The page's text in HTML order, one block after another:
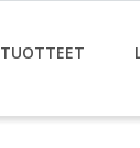
TUOTTEET